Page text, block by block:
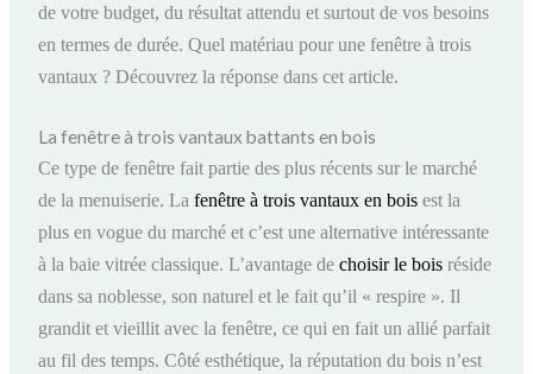
de votre budget, du résultat attendu et surtout de vos besoins
en termes de durée. Quel matériau pour une fenêtre à trois
vantaux ? Découvrez la réponse dans cet article.
La fenêtre à trois vantaux battants en bois
Ce type de fenêtre fait partie des plus récents sur le marché
de la menuiserie. Lafenêtre à trois vantaux en bois est la
plus en vogue du marché et c’est une alternative intéressante
à la baie vitrée classique. L’avantage dechoisir le bois réside
dans sa noblesse, son naturel et le fait qu’il « respire ». Il
grandit et vieillit avec la fenêtre, ce qui en fait un allié parfait
au fil des temps. Côté esthétique, la réputation du bois n’est